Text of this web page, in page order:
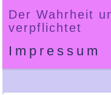
Der Wahrheit
verpflichtet
Impressum